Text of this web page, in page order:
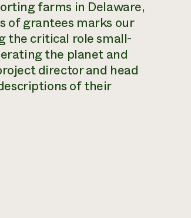
farms in Delaware,
of grantees marks our
the critical role small-
the planet and
director and head
of their